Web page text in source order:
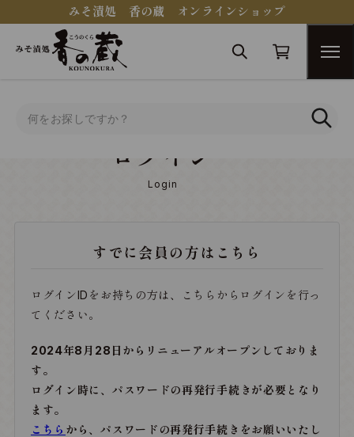
みそ漬処 香の蔵 オンラインショップ
ログイン
Login
すでに会員の方はこちら
ログインIDをお持ちの方は、こちらからログインを行っ
てください。
2024年8月28日からリニューアルオープンしておりま
す。
ログイン時に、パスワードの再発行手続きが必要となり
ます。
こちら から、パスワードの再発行手続きをお願いいたし